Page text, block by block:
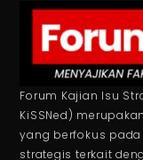
Forum Kajian Isu
KiSSNed)
yang berfokus
strategis terkait